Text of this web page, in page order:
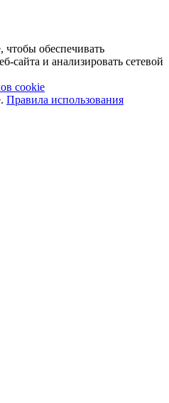
обеспечивать
сайта и анализировать сетевой
cookie
Правила использования